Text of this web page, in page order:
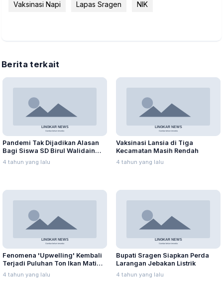
Vaksinasi Napi Lapas Sragen NIK
Berita terkait
Pandemi Tak Dijadikan Alasan
Bagi Siswa SD Birul Walidain
Torehkan Prestasi
4 tahun yang lalu
Vaksinasi Lansia di Tiga
Kecamatan Masih Rendah
4 tahun yang lalu
Fenomena 'Upwelling' Kembali
Terjadi Puluhan Ton Ikan Mati
Mendadak
4 tahun yang lalu
Bupati Sragen Siapkan Perda
Larangan Jebakan Listrik
4 tahun yang lalu